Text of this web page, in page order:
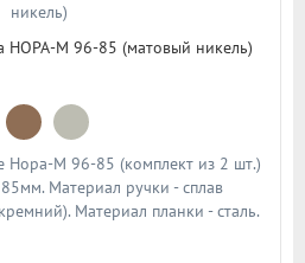
НОРА-М 96-85 (матовый никель)
Нора-М 96-85 (комплект из 2 шт.)
Материал ручки - сплав
Материал планки - сталь.